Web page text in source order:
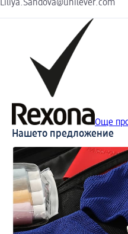
Liliya.Sandova@unilever.com
Още
Нашето предложение